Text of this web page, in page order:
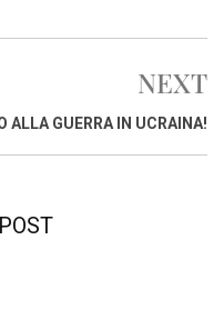
p
i
i
NEXT
ALLA GUERRA IN UCRAINA!